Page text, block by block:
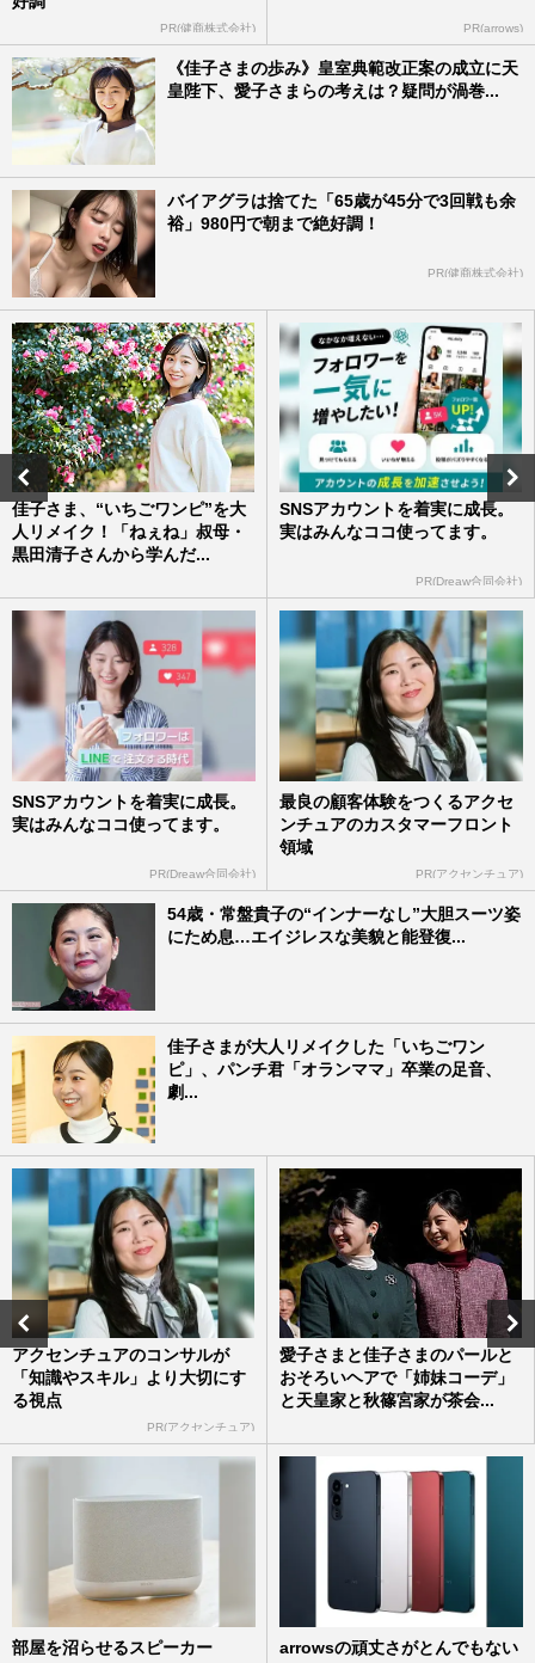
PR(健商株式会社) PR(arrows)
《佳子さまの歩み》皇室典範改正案の成立に天
皇陛下、愛子さまらの考えは？疑問が渦巻...
バイアグラは捨てた「65歳が45分で3回戦も余
裕」980円で朝まで絶好調！
PR(健商株式会社)
佳子さま、“いちごワンピ”を大
人リメイク！「ねぇね」叔母・
黒田清子さんから学んだ...
SNSアカウントを着実に成長。
実はみんなココ使ってます。
PR(Dreaw合同会社)
SNSアカウントを着実に成長。
実はみんなココ使ってます。
PR(Dreaw合同会社)
最良の顧客体験をつくるアクセ
ンチュアのカスタマーフロント
領域
PR(アクセンチュア)
54歳・常盤貴子の“インナーなし”大胆スーツ姿
にため息…エイジレスな美貌と能登復...
佳子さまが大人リメイクした「いちごワン
ピ」、パンチ君「オランママ」卒業の足音、
劇...
アクセンチュアのコンサルが
「知識やスキル」より大切にす
る視点
PR(アクセンチュア)
愛子さまと佳子さまのパールと
おそろいヘアで「姉妹コーデ」
と天皇家と秋篠宮家が茶会...
部屋を沼らせるスピーカー
arrowsの頑丈さがとんでもない